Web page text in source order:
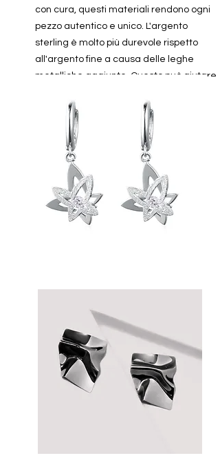
con cura, questi materiali rendono ogni
pezzo autentico e unico. L'argento
sterling è molto più durevole rispetto
all'argento fine a causa delle leghe
metalliche aggiunte. Questo può aiutare
modo possibile più a lungo. Col passare
del tempo, l'argento sterlina continua a
mantenere e ad aumentare di valore
rendendolo un'ottima scelta di metallo
per la costruzione di una collezione di
gioielli.
ACCIAIO